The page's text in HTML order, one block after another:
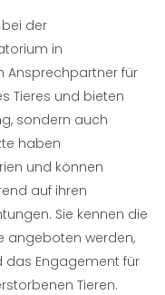
der
in
Ansprechpartner für
Tieres und bieten
sondern auch
haben
und können
auf ihren
Sie kennen die
angeboten werden,
das Engagement für
Tieren.